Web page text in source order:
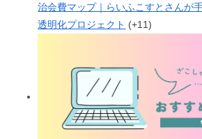
治会費マップ｜らいふこすとさんが
透明化プロジェクト
+11